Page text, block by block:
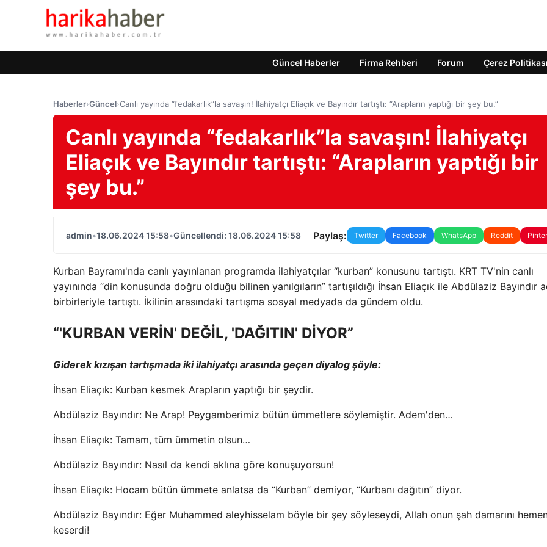
Güncel Haberler Firma Rehberi Forum Çerez Politikası
Haberler›Güncel›Canlı yayında “fedakarlık”la savaşın! İlahiyatçı Eliaçık ve Bayındır tartıştı: “Arapların yaptığı bir şey bu.”
Canlı yayında “fedakarlık”la savaşın! İlahiyatçı
Eliaçık ve Bayındır tartıştı: “Arapların yaptığı bir
şey bu.”
admin•18.06.2024 15:58•Güncellendi: 18.06.2024 15:58 Paylaş: Twitter Facebook WhatsApp Reddit
Kurban Bayramı'nda canlı yayınlanan programda ilahiyatçılar “kurban” konusunu tartıştı. KRT TV'nin canlı
yayınında “din konusunda doğru olduğu bilinen yanılgıların” tartışıldığı İhsan Eliaçık ile Abdülaziz Bayındır
birbirleriyle tartıştı. İkilinin arasındaki tartışma sosyal medyada da gündem oldu.
“'KURBAN VERİN' DEĞİL, 'DAĞITIN' DİYOR”
Giderek kızışan tartışmada iki ilahiyatçı arasında geçen diyalog şöyle:
İhsan Eliaçık: Kurban kesmek Arapların yaptığı bir şeydir.
Abdülaziz Bayındır: Ne Arap! Peygamberimiz bütün ümmetlere söylemiştir. Adem'den…
İhsan Eliaçık: Tamam, tüm ümmetin olsun…
Abdülaziz Bayındır: Nasıl da kendi aklına göre konuşuyorsun!
İhsan Eliaçık: Hocam bütün ümmete anlatsa da “Kurban” demiyor, “Kurbanı dağıtın” diyor.
Abdülaziz Bayındır: Eğer Muhammed aleyhisselam böyle bir şey söyleseydi, Allah onun şah damarını
keserdi!